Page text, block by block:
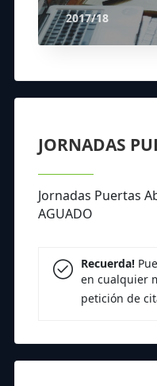
2017/18
JORNADAS
Jornadas Puertas
AGUADO
Recuerda!
en cualquier
petición de